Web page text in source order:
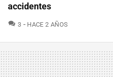
accidentes
3 COMENTARIOS
HACE 2 AÑOS